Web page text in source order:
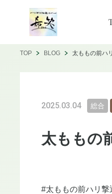
TOP BLOG 太ももの前ハ
2025.03.04 総合
太ももの
#太ももの前ハリ撃